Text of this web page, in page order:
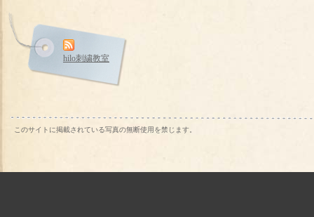
hilo刺繍教室
このサイトに掲載されている写真の無断使用を禁じます。